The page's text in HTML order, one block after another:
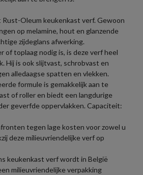
Rust-Oleum keukenkast verf. Gewoon
op melamine, hout en glanzende
zijdeglans afwerking.
of toplaag nodig is, is deze verf heel
Hij is ook slijtvast, schrobvast en
alledaagse spatten en vlekken.
formule is gemakkelijk aan te
of roller en biedt een langdurige
geverfde oppervlakken. Capaciteit:
tegen lage kosten voor zowel u
deze milieuvriendelijke verf op
keukenkast verf wordt in België
milieuvriendelijke verpakking